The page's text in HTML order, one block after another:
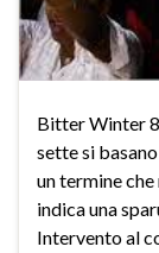
Bitter Winter
sette si
un termine che
indica una
Intervento al